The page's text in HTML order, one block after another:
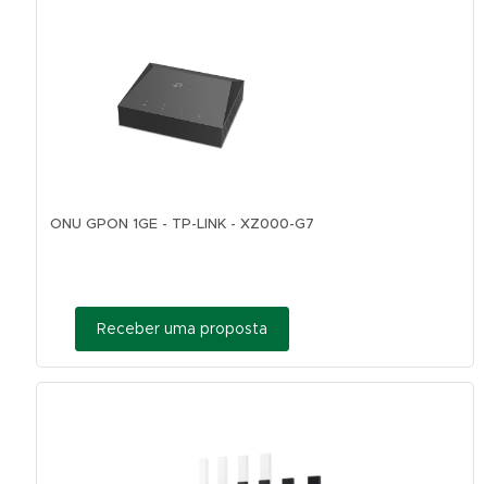
ONU GPON 1GE - TP-LINK - XZ000-G7
Receber uma proposta